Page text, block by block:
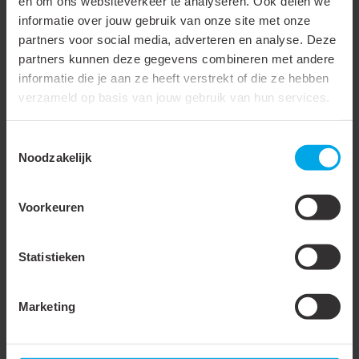
informatie over jouw gebruik van onze site met onze
partners voor social media, adverteren en analyse. Deze
partners kunnen deze gegevens combineren met andere
informatie die je aan ze heeft verstrekt of die ze hebben
verzameld op basis van jouw gebruik van hun services.
Noodzakelijk
Voorkeuren
Statistieken
Marketing
Met bekabeling
Ingebouwde ventilator
Aantal kanalen
1
Frequentie
50 - 60 Hz
SELV